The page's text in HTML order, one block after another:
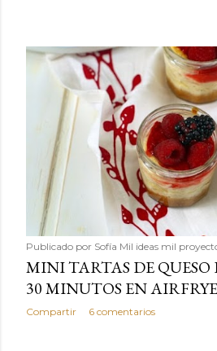
Publicado por Sofía Mil ideas mil
MINI TARTAS DE QUESO
30 MINUTOS EN
Compartir 6 comentarios